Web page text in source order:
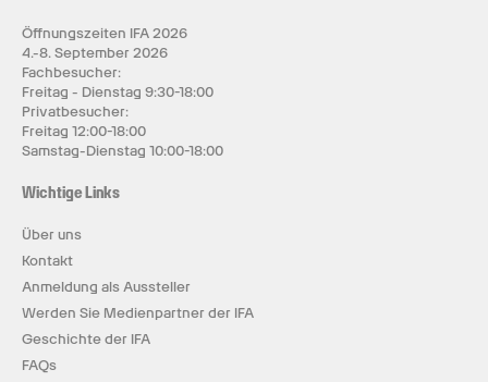
Öffnungszeiten IFA 2026
4.-8. September 2026
Fachbesucher:
Freitag - Dienstag 9:30-18:00
Privatbesucher:
Freitag 12:00-18:00
Samstag-Dienstag 10:00-18:00
Wichtige Links
Über uns
Kontakt
Anmeldung als Aussteller
Werden Sie Medienpartner der IFA
Geschichte der IFA
FAQs